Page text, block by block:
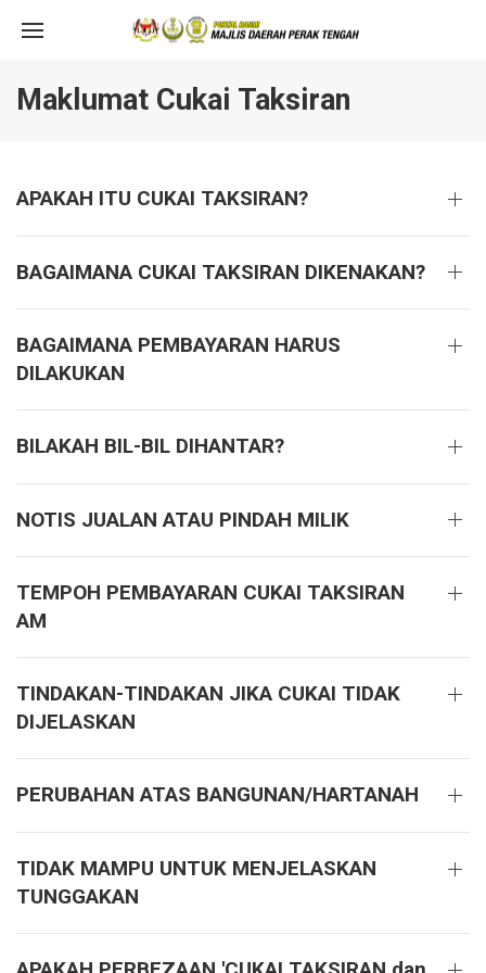
Maklumat Cukai Taksiran
APAKAH ITU CUKAI TAKSIRAN?
BAGAIMANA CUKAI TAKSIRAN DIKENAKAN?
BAGAIMANA PEMBAYARAN HARUS
DILAKUKAN
BILAKAH BIL-BIL DIHANTAR?
NOTIS JUALAN ATAU PINDAH MILIK
TEMPOH PEMBAYARAN CUKAI TAKSIRAN
AM
TINDAKAN-TINDAKAN JIKA CUKAI TIDAK
DIJELASKAN
PERUBAHAN ATAS BANGUNAN/HARTANAH
TIDAK MAMPU UNTUK MENJELASKAN
TUNGGAKAN